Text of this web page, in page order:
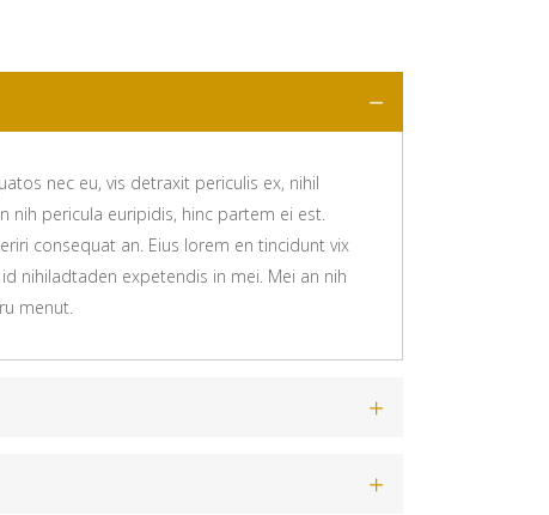
nec eu, vis detraxit periculis ex, nihil
nih pericula euripidis, hinc partem ei est.
consequat an. Eius lorem en tincidunt vix
nihiladtaden expetendis in mei. Mei an nih
menut.